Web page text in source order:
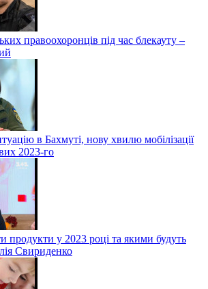
правоохоронців під час блекауту –
в Бахмуті, нову хвилю мобілізації
2023-го
продукти у 2023 році та якими будуть
Свириденко